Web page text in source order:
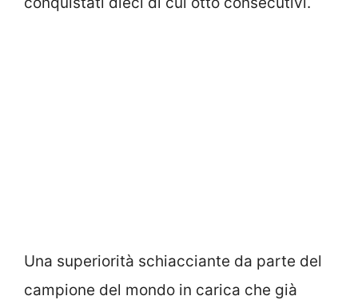
Una superiorità schiacciante da parte del
campione del mondo in carica che già